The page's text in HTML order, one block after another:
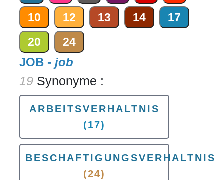
10
12 13 14
17
20
24
JOB - job
19 Synonyme :
ARBEITSVERHALTNIS
(17)
BESCHAFTIGUNGSVERHALTNIS
(24)